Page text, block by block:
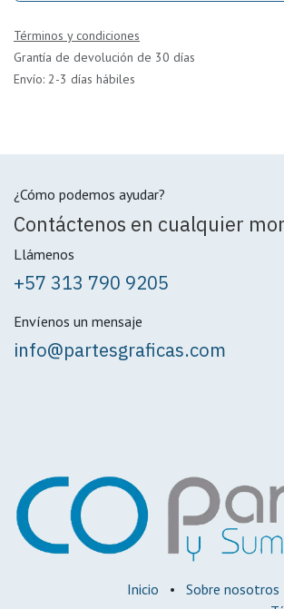
Términos y condiciones
Grantía de devolución de 30 días
Envío: 2-3 días hábiles
¿Cómo podemos ayudar?
Contáctenos en cualquier
Llámenos
+57 313 790 9205
Envíenos un mensaje
info@partesgraficas.com
Inicio • Sobre nosotros